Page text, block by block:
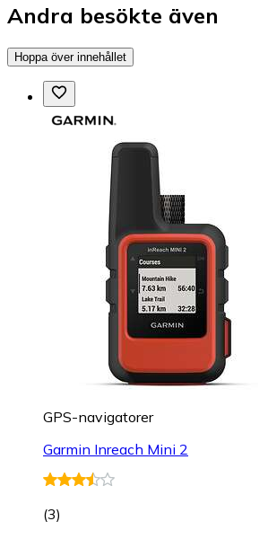
Andra besökte även
Hoppa över innehållet
GPS-navigatorer
Garmin Inreach Mini 2
(3)